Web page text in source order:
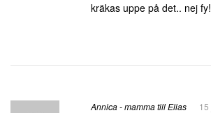
kräkas uppe på det.. nej
Annica - mamma till Elias